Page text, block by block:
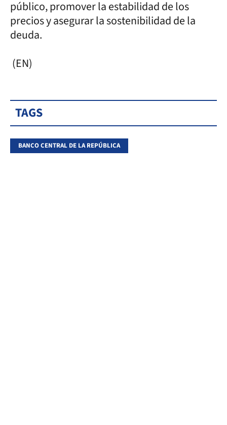
público, promover la estabilidad de los
precios y asegurar la sostenibilidad de la
deuda.
(EN)
TAGS
BANCO CENTRAL DE LA REPÚBLICA